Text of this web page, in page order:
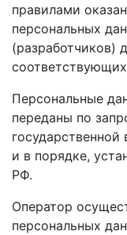
правилами
персональных
(разработчиков)
Персональные
переданы по
и в порядке,
РФ.
Оператор
персональных